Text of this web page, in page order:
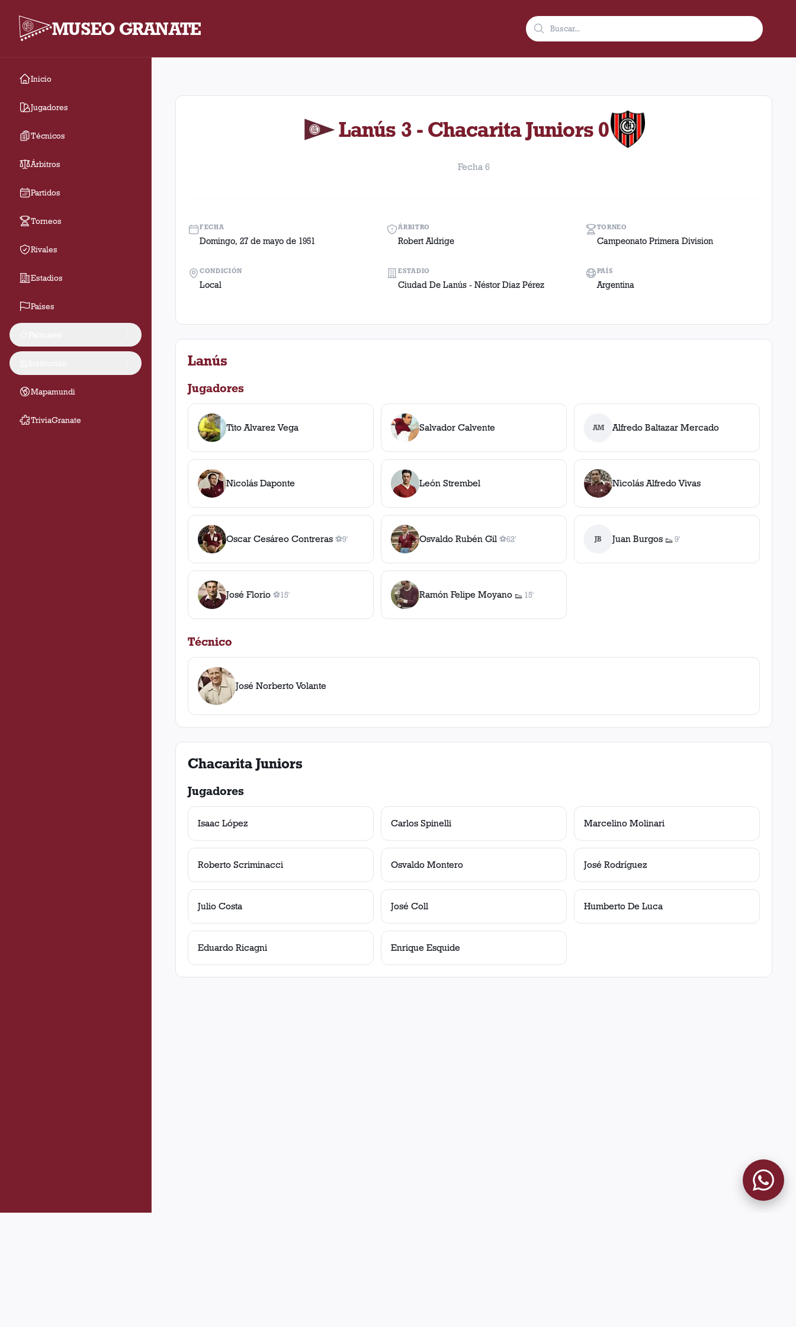
MUSEO GRANATE
Inicio
Jugadores
Técnicos
Árbitros
Partidos
Torneos
Rivales
Estadios
Países
Mapamundi
TriviaGranate
Fecha 6. Partido entre Lanús y Chacarita Juniors disputado el Domingo, 27 de mayo de 1951 en condición de local en el estadio Ciudad De Lanús -
Lanús 3 - Chacarita Juniors 0
Fecha 6
FECHA
Domingo, 27 de mayo de 1951
ÁRBITRO
Robert Aldrige
TORNEO
Campeonato Primera Division
CONDICIÓN
Local
ESTADIO
Ciudad De Lanús - Néstor Diaz Pérez
PAÍS
Argentina
Lanús
Jugadores
Tito Alvarez Vega Salvador Calvente AM Alfredo Baltazar Mercado
Nicolás Daponte León Strembel Nicolás Alfredo Vivas
Oscar Cesáreo Contreras ⚽
1gol
9' Osvaldo Rubén Gil ⚽
1gol
62' JB Juan Burgos 👟
1asistencia
9'
José Florio ⚽
1gol
15' Ramón Felipe Moyano 👟
1asistencia
15'
Técnico
José Norberto Volante
Chacarita Juniors
Jugadores
Isaac López Carlos Spinelli Marcelino Molinari
Roberto Scriminacci Osvaldo Montero José Rodríguez
Julio Costa José Coll Humberto De Luca
Eduardo Ricagni Enrique Esquide